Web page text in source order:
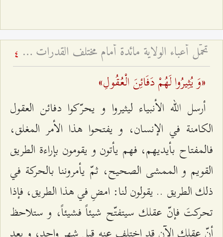
تحمّل أعباء الولاية مائدة أمام مختلف القدرات - عيد الغدير ۱٤۳۱ هـ 4
«وَ يُثِيرُوا لَهُمْ دَفَائِنَ الْعُقُولِ»
أرسل الله الأنبياء ليثيروا و يحرّكوا دفائن العقول
الكامنة في الإنسان، و يفتحوا هذا الأمر المغلق،
فالمفتاح بأيديهم، فهم يأتون و يقومون بإراءة الطريق
القويم و الممشى الصحيح، ثمّ يأمروننا بالحركة في
ذلك الطريق .. يقولون لنا: امضِ في هذا الطريق، فإذا
تحركتَ فإنّ عقلك سيتفتّح شيئاً فشيئاً، و ستلاحظ